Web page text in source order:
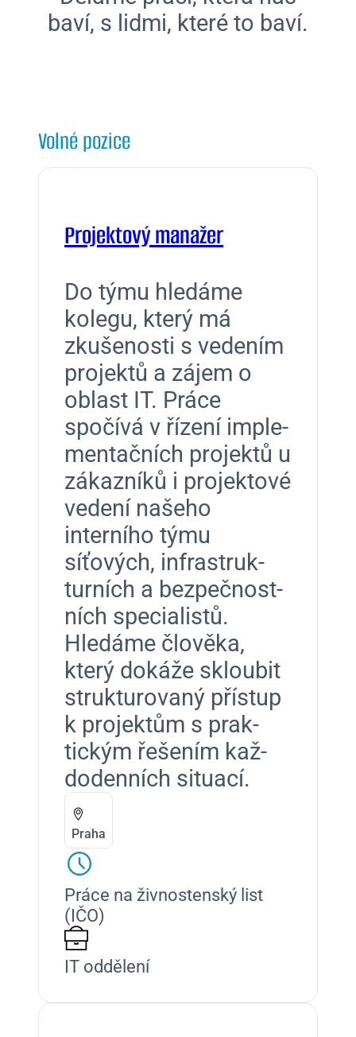
baví, s lidmi, které to baví.
Volné pozice
Projektový manažer
Do týmu hledáme
kolegu, který má
zkušenos­ti s vedením
pro­jek­tů a zájem o
oblast IT. Práce
spočívá v řízení imple­
men­tačních pro­jek­tů u
zákazníků i pro­jek­tové
vedení naše­ho
interního týmu
síťových, infra­struk­
turních a bezpečnos­t­
ních spe­cial­istů.
Hledáme člově­ka,
který dokáže skloubit
struk­tur­ovaný příst­up
k pro­jek­tům s prak­
tick­ým řešením kaž­
do­den­ních situ­ací.
Praha
Práce na živnostenský list
(IČO)
IT oddělení